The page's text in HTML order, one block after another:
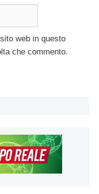
web in questo
che commento.